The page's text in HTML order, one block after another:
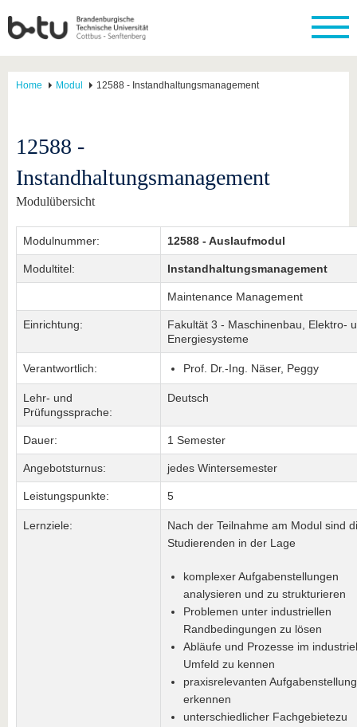
Home Modul 12588 - Instandhaltungsmanagement
12588 -
Instandhaltungsmanagement
Modulübersicht
Modulnummer: 12588 - Auslaufmodul
Modultitel: Instandhaltungsmanagement
Maintenance Management
Einrichtung:
Fakultät 3 - Maschinenbau, Elektro-
Energiesysteme
Verantwortlich: Prof. Dr.-Ing. Näser, Peggy
Lehr- und
Prüfungssprache:
Deutsch
Dauer: 1 Semester
Angebotsturnus: jedes Wintersemester
Leistungspunkte: 5
Lernziele:
Nach der Teilnahme am Modul sind
Studierenden in der Lage
komplexer Aufgabenstellungen
analysieren und zu strukturieren
Problemen unter industriellen
Randbedingungen zu lösen
Abläufe und Prozesse im
Umfeld zu kennen
praxisrelevanten
erkennen
unterschiedlicher Fachgebietezu